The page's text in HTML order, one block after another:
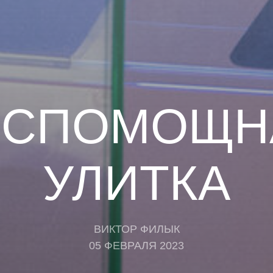
УЛИТКА
ВИКТОР ФИЛЫК
05 ФЕВРАЛЯ 2023